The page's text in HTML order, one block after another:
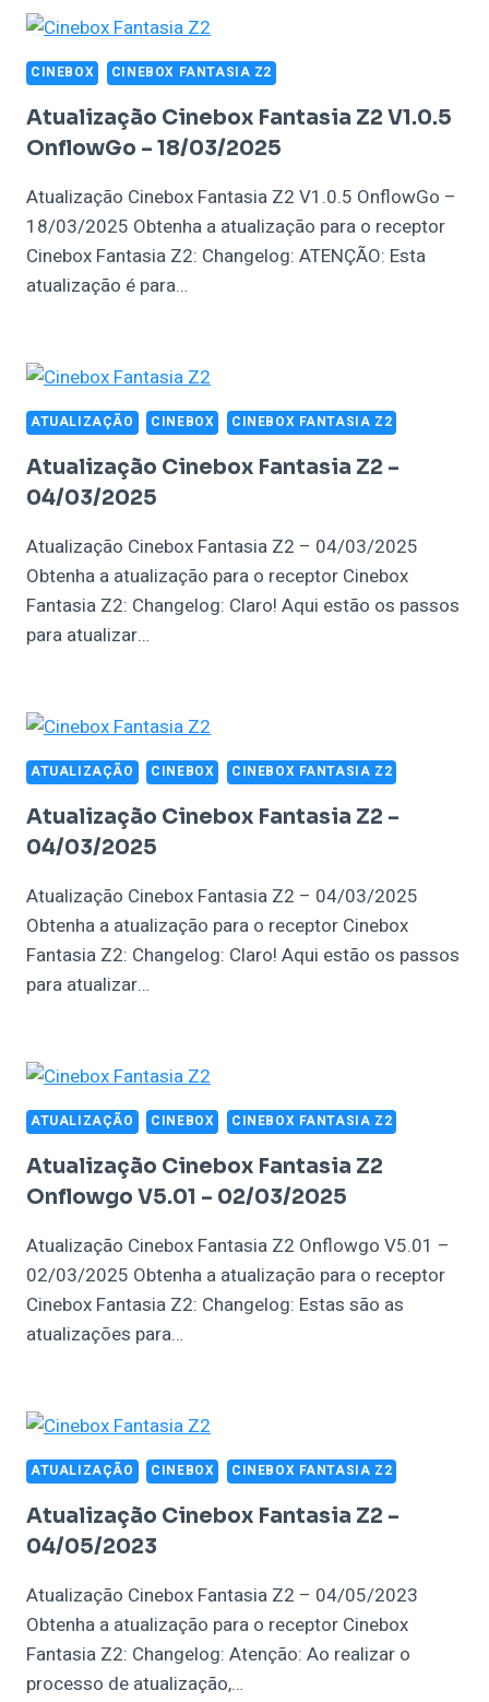
CINEBOX CINEBOX FANTASIA Z2
Atualização Cinebox Fantasia Z2 V1.0.5
OnflowGo – 18/03/2025
Atualização Cinebox Fantasia Z2 V1.0.5 OnflowGo –
18/03/2025 Obtenha a atualização para o receptor
Cinebox Fantasia Z2: Changelog: ATENÇÃO: Esta
atualização é para…
ATUALIZAÇÃO CINEBOX CINEBOX FANTASIA Z2
Atualização Cinebox Fantasia Z2 –
04/03/2025
Atualização Cinebox Fantasia Z2 – 04/03/2025
Obtenha a atualização para o receptor Cinebox
Fantasia Z2: Changelog: Claro! Aqui estão os passos
para atualizar…
ATUALIZAÇÃO CINEBOX CINEBOX FANTASIA Z2
Atualização Cinebox Fantasia Z2 –
04/03/2025
Atualização Cinebox Fantasia Z2 – 04/03/2025
Obtenha a atualização para o receptor Cinebox
Fantasia Z2: Changelog: Claro! Aqui estão os passos
para atualizar…
ATUALIZAÇÃO CINEBOX CINEBOX FANTASIA Z2
Atualização Cinebox Fantasia Z2
Onflowgo V5.01 – 02/03/2025
Atualização Cinebox Fantasia Z2 Onflowgo V5.01 –
02/03/2025 Obtenha a atualização para o receptor
Cinebox Fantasia Z2: Changelog: Estas são as
atualizações para…
ATUALIZAÇÃO CINEBOX CINEBOX FANTASIA Z2
Atualização Cinebox Fantasia Z2 –
04/05/2023
Atualização Cinebox Fantasia Z2 – 04/05/2023
Obtenha a atualização para o receptor Cinebox
Fantasia Z2: Changelog: Atenção: Ao realizar o
processo de atualização,…